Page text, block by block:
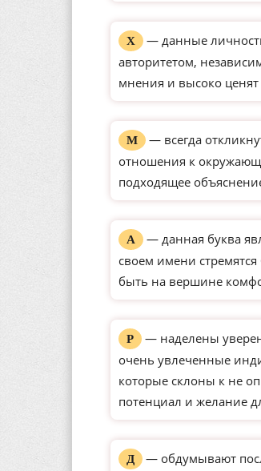
Х
— данные
авторитетом,
мнения и высоко
М
— всегда
отношения к
подходящее
А
— данная буква
своем имени
быть на вершине
Р
— наделены
очень увлеченные
которые склоны к не
потенциал и желание
Д
— обдумывают